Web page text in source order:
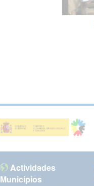
Actividades
Municipios